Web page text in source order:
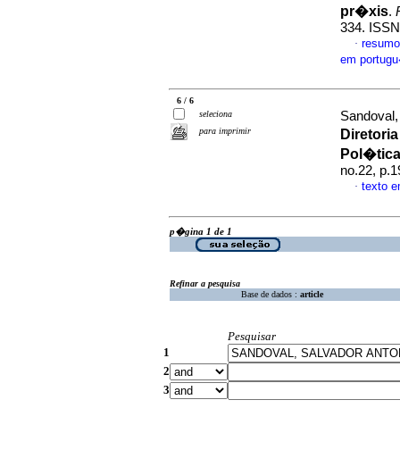
pr�xis.
334.
·
em
6 / 6
seleciona
para imprimir
no.22,
· texto
p�gina 1 de 1
Refinar a pesquisa
Base de dados : article
Pesquisar
1
2
3